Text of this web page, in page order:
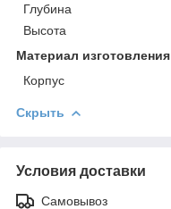
Глубина
Высота
Материал изготовления
Корпус
Скрыть
Условия доставки
Самовывоз